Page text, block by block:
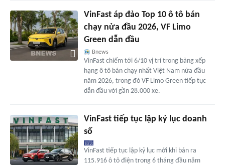
VinFast áp đảo Top 10 ô tô bán
chạy nửa đầu 2026, VF Limo
Green dẫn đầu
Bnews
VinFast chiếm tới 6/10 vị trí trong bảng xếp
hạng ô tô bán chạy nhất Việt Nam nửa đầu
năm 2026, trong đó VF Limo Green tiếp tục
dẫn đầu với gần 28.000 xe.
VinFast tiếp tục lập kỷ lục doanh
số
VinFast tiếp tục lập kỷ lục mới khi bán ra
115.916 ô tô điện trong 6 tháng đầu năm